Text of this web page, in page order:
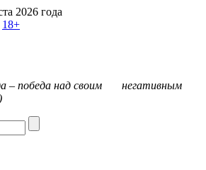
2026 года
18+
– победа над своим негативным